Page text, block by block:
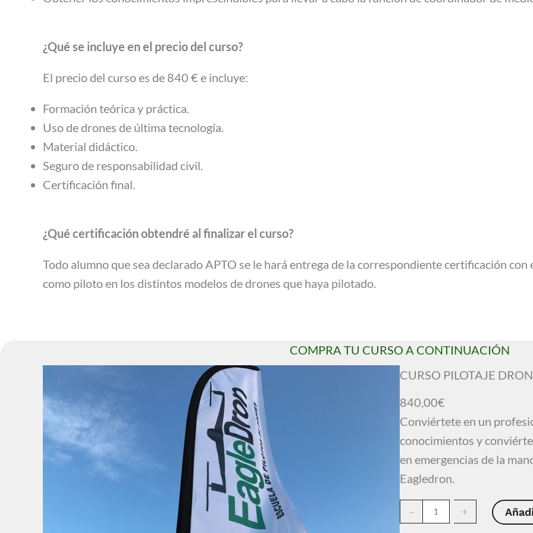
¿Qué se incluye en el precio del curso?
El precio del curso es de 840 € e incluye:
Formación teórica y práctica.
Uso de drones de última tecnología.
Material didáctico.
Seguro de responsabilidad civil.
Certificación final.
¿Qué certificación obtendré al finalizar el curso?
Todo alumno que sea declarado APTO se le hará entrega de la correspondiente certificación
como piloto en los distintos modelos de drones que haya pilotado.
COMPRA TU CURSO A CONTINUACIÓN
CURSO PILOTAJE
840,00€
Conviértete en un
conocimientos y
en emergencias de la
Eagledron.
–
U
+